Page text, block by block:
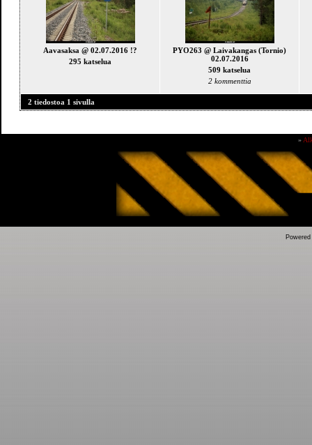
Aavasaksa @ 02.07.2016 !?
295 katselua
PYO263 @ Laivakangas (Tornio)
02.07.2016
509 katselua
2 kommenttia
2 tiedostoa 1 sivulla
»